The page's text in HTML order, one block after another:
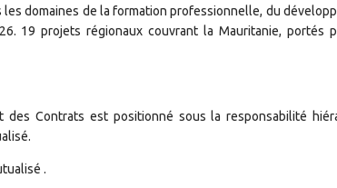
domaines de la formation professionnelle, du
19 projets régionaux couvrant la Mauritanie, portés
des Contrats est positionné sous la responsabilité
.